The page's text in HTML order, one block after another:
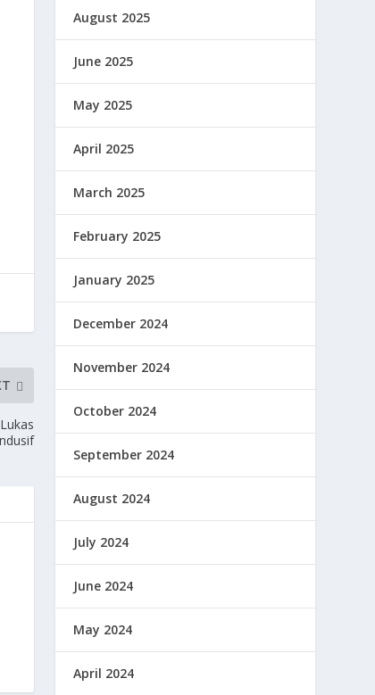
August 2025
June 2025
May 2025
April 2025
March 2025
February 2025
January 2025
December 2024
November 2024
October 2024
September 2024
August 2024
July 2024
June 2024
May 2024
April 2024